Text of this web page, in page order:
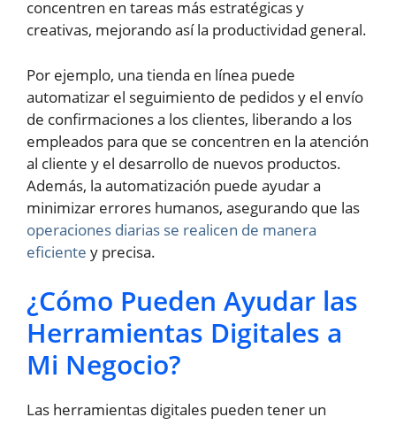
concentren en tareas más estratégicas y
creativas, mejorando así la productividad general.
Por ejemplo, una tienda en línea puede
automatizar el seguimiento de pedidos y el envío
de confirmaciones a los clientes, liberando a los
empleados para que se concentren en la atención
al cliente y el desarrollo de nuevos productos.
Además, la automatización puede ayudar a
minimizar errores humanos, asegurando que las
operaciones diarias se realicen de manera
eficiente y precisa.
¿Cómo Pueden Ayudar las
Herramientas Digitales a
Mi Negocio?
Las herramientas digitales pueden tener un